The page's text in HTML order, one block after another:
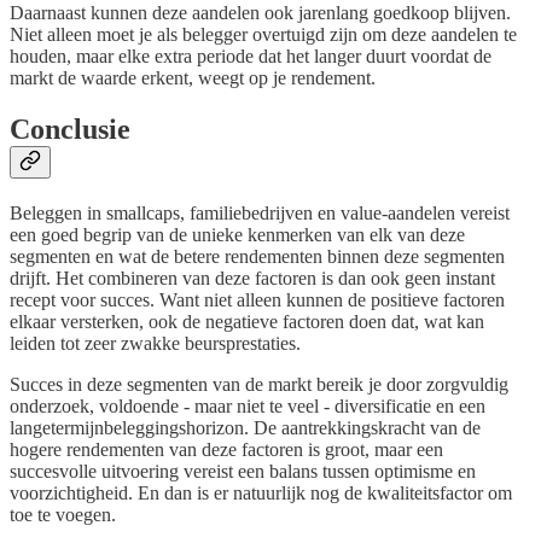
Daarnaast kunnen deze aandelen ook jarenlang goedkoop blijven.
Niet alleen moet je als belegger overtuigd zijn om deze aandelen te
houden, maar elke extra periode dat het langer duurt voordat de
markt de waarde erkent, weegt op je rendement.
Conclusie
Beleggen in smallcaps, familiebedrijven en value-aandelen vereist
een goed begrip van de unieke kenmerken van elk van deze
segmenten en wat de betere rendementen binnen deze segmenten
drijft. Het combineren van deze factoren is dan ook geen instant
recept voor succes. Want niet alleen kunnen de positieve factoren
elkaar versterken, ook de negatieve factoren doen dat, wat kan
leiden tot zeer zwakke beursprestaties.
Succes in deze segmenten van de markt bereik je door zorgvuldig
onderzoek, voldoende - maar niet te veel - diversificatie en een
langetermijnbeleggingshorizon. De aantrekkingskracht van de
hogere rendementen van deze factoren is groot, maar een
succesvolle uitvoering vereist een balans tussen optimisme en
voorzichtigheid. En dan is er natuurlijk nog de kwaliteitsfactor om
toe te voegen.